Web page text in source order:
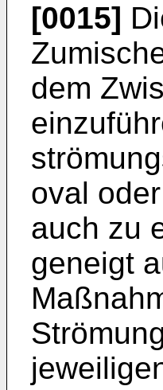
[0015]
dem
oval
auch zu
geneigt